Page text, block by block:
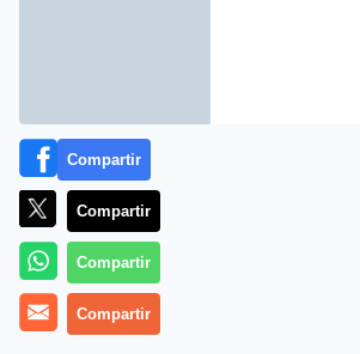
Más información
Compartir
Compartir
Compartir
Compartir